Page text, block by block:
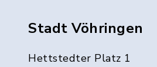
Stadt Vöhringen
Hettstedter Platz 1